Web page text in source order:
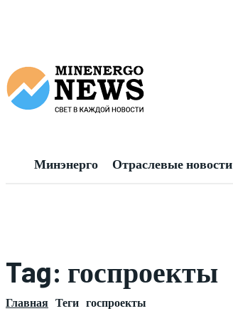
Минэнерго Отраслевые новости
Tag: госпроекты
Главная Теги госпроекты